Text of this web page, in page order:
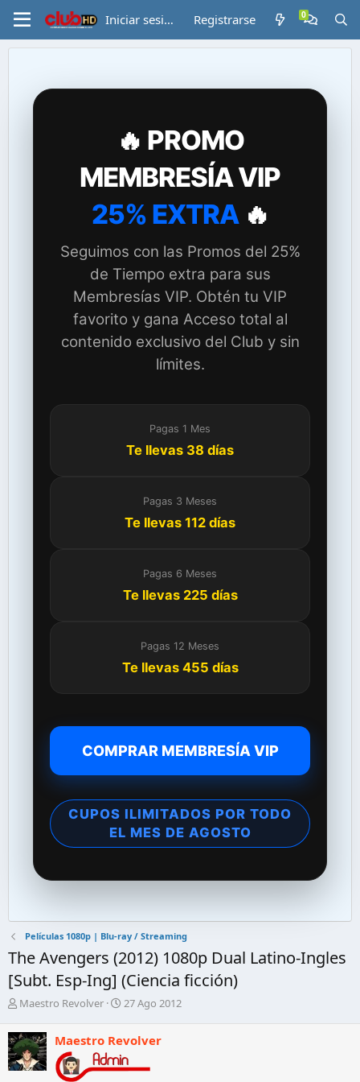
Iniciar sesión Registrarse
🔥 PROMO
MEMBRESÍA VIP
25% EXTRA🔥
Seguimos con las Promos del 25%
de Tiempo extra para sus
Membresías VIP. Obtén tu VIP
favorito y gana Acceso total al
contenido exclusivo del Club y sin
límites.
Pagas 1 Mes
Te llevas 38 días
Pagas 3 Meses
Te llevas 112 días
Pagas 6 Meses
Te llevas 225 días
Pagas 12 Meses
Te llevas 455 días
COMPRAR MEMBRESÍA VIP
CUPOS ILIMITADOS POR TODO
EL MES DE AGOSTO
Películas 1080p | Blu-ray / Streaming
The Avengers (2012) 1080p Dual Latino-Ingles
[Subt. Esp-Ing] (Ciencia ficción)
A
t
o
r
d
Maestro Revolver
F
h
a
d
27 Ago 2012
Maestro Revolver